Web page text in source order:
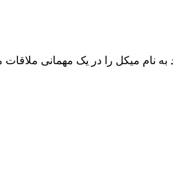
میکل را در یک مهمانی ملاقات